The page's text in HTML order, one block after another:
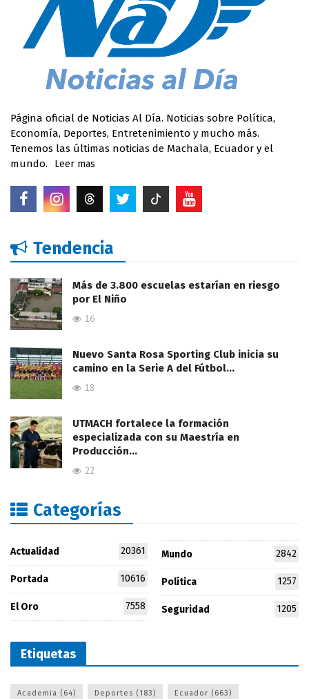
Página oficial de Noticias Al Día. Noticias sobre Política,
Economía, Deportes, Entretenimiento y mucho más.
Tenemos las últimas noticias de Machala, Ecuador y el
mundo.
Leer mas
Tendencia
Más de 3.800 escuelas estarían en riesgo
por El Niño
16
Nuevo Santa Rosa Sporting Club inicia su
camino en la Serie A del Fútbol…
18
UTMACH fortalece la formación
especializada con su Maestría en
Producción…
22
Categorías
Actualidad 20361
Portada 10616
El Oro 7558
Mundo 2842
Política 1257
Seguridad 1205
Etiquetas
Academia (64) Deportes (183) Ecuador (663)